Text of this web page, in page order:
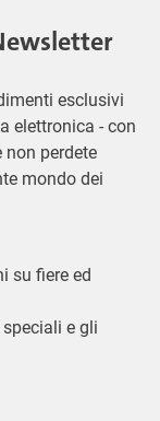
esclusivi
elettronica - con
non perdete
mondo dei
su fiere ed
e gli